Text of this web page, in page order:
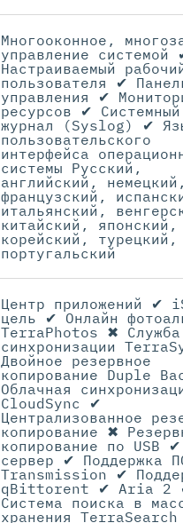
Многооконное,
управление системой
Настраиваемый
пользователя ✔
управления ✔
ресурсов ✔ Системный
журнал (Syslog) ✔
пользовательского
интерфейса
системы Русский,
английский,
французский,
итальянский,
китайский, японский,
корейский, турецкий,
португальский
Центр приложений ✔
цель ✔ Онлайн
TerraPhotos ✖ Служба
синхронизации
Двойное резервное
копирование Duple
Облачная
CloudSync ✔
Централизованное
копирование ✖
копирование по USB
сервер ✔ Поддержка
Transmission ✔
qBittorent ✔ Aria 2
Система поиска в
хранения